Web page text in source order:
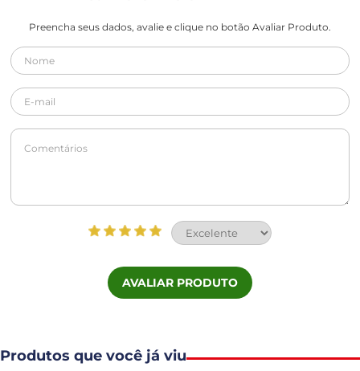
Preencha seus dados, avalie e clique no botão Avaliar Produto.
AVALIAR PRODUTO
Produtos que você já viu